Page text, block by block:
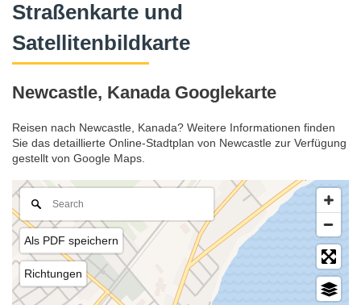
Straßenkarte und
Satellitenbildkarte
Newcastle, Kanada Googlekarte
Reisen nach Newcastle, Kanada? Weitere Informationen finden
Sie das detaillierte Online-Stadtplan von Newcastle zur Verfügung
gestellt von Google Maps.
Als PDF speichern
Richtungen